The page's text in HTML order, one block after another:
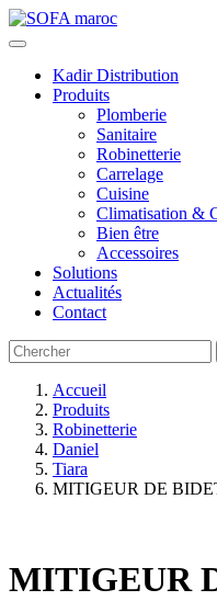
Kadir Distribution
Produits
Plomberie
Sanitaire
Robinetterie
Carrelage
Cuisine
Climatisation &
Bien être
Accessoires
Solutions
Actualités
Contact
Accueil
Produits
Robinetterie
Daniel
Tiara
MITIGEUR DE
MITIGEUR